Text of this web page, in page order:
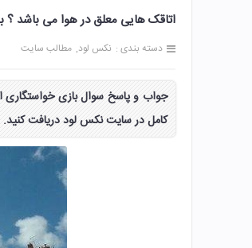
اتاقک هایی معلق در هوا می باشد
دسته بندی : نکس لود مطالب سایت
جواب و پاسخ سوال بازی خواستگاری
کامل در سایت نکس لود دریافت کنید.